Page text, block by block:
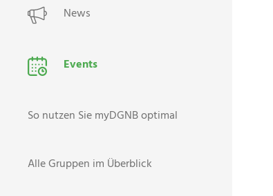
News
Events
So nutzen Sie myDGNB optimal
Alle Gruppen im Überblick